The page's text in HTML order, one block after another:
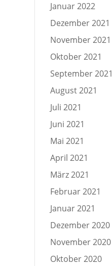
Januar 2022
Dezember 2021
November 2021
Oktober 2021
September 2021
August 2021
Juli 2021
Juni 2021
Mai 2021
April 2021
März 2021
Februar 2021
Januar 2021
Dezember 2020
November 2020
Oktober 2020